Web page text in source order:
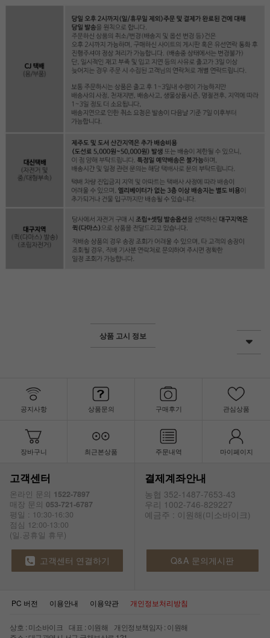
상품 고시 정보
공지사항 상품문의 구매후기 관심상품
장바구니 최근본상품 주문내역 마이페이지
고객센터
온라인 문의 1522-7897
매장 문의 053-721-6787
평일 : 10:30-16:30
점심 12:00-13:00
(일.공휴일 휴무)
결제계좌안내
농협 352-1487-7653-43
우리 1002-746-829227
예금주 : 이원해(미소바이크)
고객센터 연결하기 Q&A 문의게시판
PC 버전 이용안내 이용약관 개인정보처리방침
상호 : 미소바이크 대표 : 이원해 개인정보책임자 : 이원해